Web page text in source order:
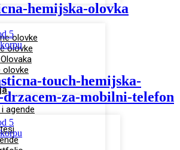
olovke
olovke
olovke
agende
hemijska-olovka
5
touch-hemijska-
drzacem-za-mobilni-telefon
5